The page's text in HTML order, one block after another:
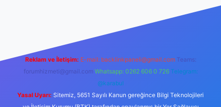
Reklam ve İletişim: E-mail: backlinkpaneli@gmail.com Teams:
forumhizmeti@gmail.com Whatsapp: 0262 606 0 726 Telegram:
@karabul
Yasal Uyarı: Sitemiz, 5651 Sayılı Kanun gereğince Bilgi Teknolojileri